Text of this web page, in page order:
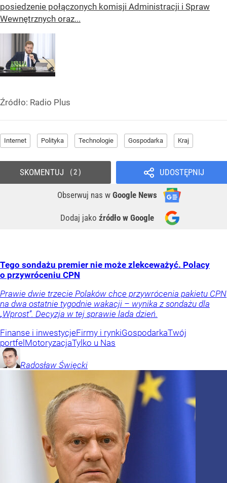
posiedzenie połączonych komisji Administracji i Spraw
Wewnętrznych oraz...
Źródło: Radio Plus
Internet Polityka Technologie Gospodarka Kraj
UDOSTĘPNIJ
Obserwuj nas w Google News
Dodaj jako źródło w Google
SKOMENTUJ 2
Tego sondażu premier nie może zlekceważyć. Polacy
o przywróceniu CPN
Prawie dwie trzecie Polaków chce przywrócenia pakietu CPN
na dwa ostatnie tygodnie wakacji – wynika z sondażu dla
„Wprost”. Decyzja w tej sprawie lada dzień.
Finanse i inwestycjeFirmy i rynkiGospodarkaTwój
portfelMotoryzacjaTylko u Nas
Radosław Święcki